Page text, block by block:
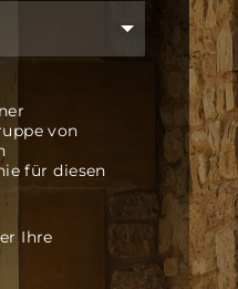
5 Borken -
abrufen
GmbH
von
für diesen
Ihre